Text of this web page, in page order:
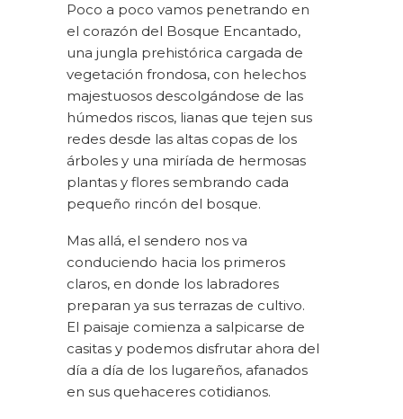
Poco a poco vamos penetrando en
el corazón del Bosque Encantado,
una jungla prehistórica cargada de
vegetación frondosa, con helechos
majestuosos descolgándose de las
húmedos riscos, lianas que tejen sus
redes desde las altas copas de los
árboles y una miríada de hermosas
plantas y flores sembrando cada
pequeño rincón del bosque.
Mas allá, el sendero nos va
conduciendo hacia los primeros
claros, en donde los labradores
preparan ya sus terrazas de cultivo.
El paisaje comienza a salpicarse de
casitas y podemos disfrutar ahora del
día a día de los lugareños, afanados
en sus quehaceres cotidianos.